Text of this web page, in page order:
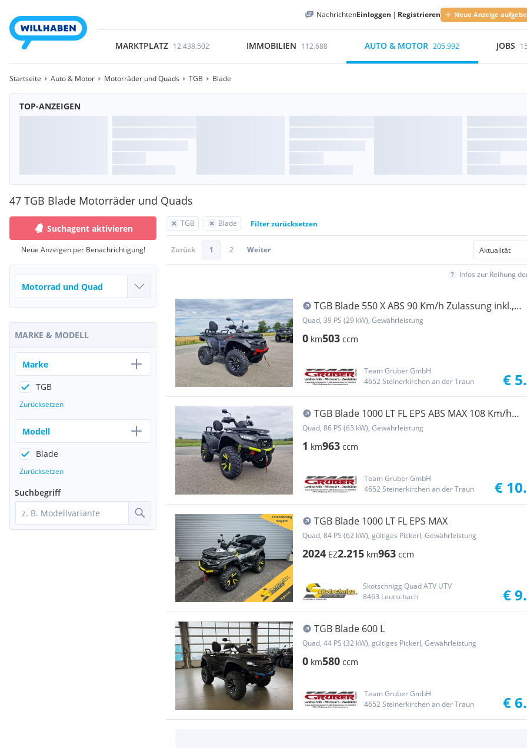
NachrichtenEinloggen | Registrieren Neue Anzeige
MARKTPLATZ 12.438.502 IMMOBILIEN 112.688 AUTO & MOTOR 205.992 JOBS
Startseite Auto & Motor Motorräder und Quads TGB Blade
TOP-ANZEIGEN
47 TGB Blade Motorräder und Quads
TGB Blade Filter zurücksetzen
Zurück 1 2 Weiter
Infos zur Reihung
TGB Blade 550 X ABS 90 Km/h Zulassung inkl.,
Rücken...
Quad, 39 PS (29 kW), Gewährleistung
0 km503 ccm
Team Gruber GmbH
4652 Steinerkirchen an der Traun
€
TGB Blade 1000 LT FL EPS ABS MAX 108 Km/h
(Finanzierung O...
Quad, 86 PS (63 kW), Gewährleistung
1 km963 ccm
Team Gruber GmbH
4652 Steinerkirchen an der Traun
€
TGB Blade 1000 LT FL EPS MAX
Quad, 84 PS (62 kW), gültiges Pickerl, Gewährleistung
2024 EZ2.215 km963 ccm
Skotschnigg Quad ATV UTV
8463 Leutschach
€
TGB Blade 600 L
Quad, 44 PS (32 kW), gültiges Pickerl, Gewährleistung
0 km580 ccm
Team Gruber GmbH
4652 Steinerkirchen an der Traun
€
Suchagent aktivieren
Neue Anzeigen per Benachrichtigung!
MARKE & MODELL
Marke
TGB
Zurücksetzen
Modell
Blade
Zurücksetzen
Suchbegriff